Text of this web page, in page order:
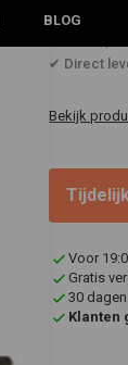
BLOG
✔ Direct
Bekijk
Voor
Gratis
30
Klanten